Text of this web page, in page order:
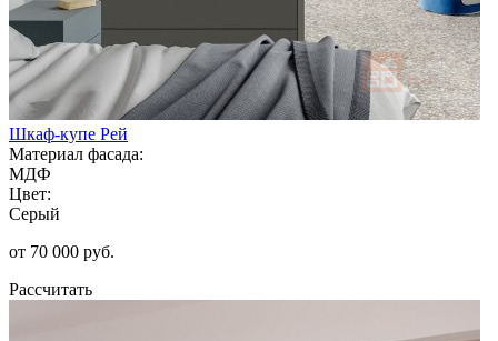
Шкаф-купе Рей
Материал фасада:
МДФ
Цвет:
Серый
от 70 000 руб.
Рассчитать